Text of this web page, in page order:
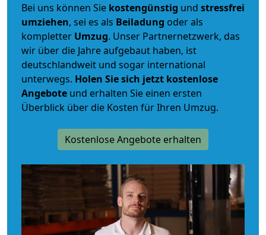
Bei uns können Sie kostengünstig und stressfrei
umziehen, sei es als Beiladung oder als
kompletter Umzug. Unser Partnernetzwerk, das
wir über die Jahre aufgebaut haben, ist
deutschlandweit und sogar international
unterwegs. Holen Sie sich jetzt kostenlose
Angebote und erhalten Sie einen ersten
Überblick über die Kosten für Ihren Umzug.
Kostenlose Angebote erhalten